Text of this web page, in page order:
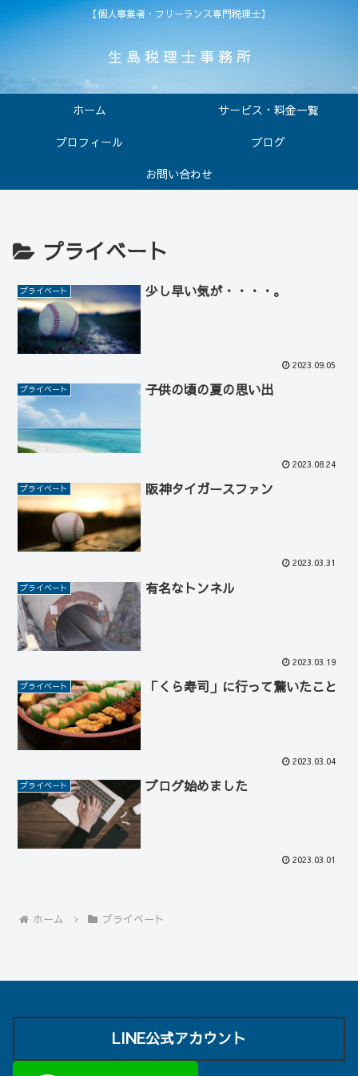
【個人事業者・フリーランス専門税理士】
生 島 税 理 士 事 務 所
ホーム
サービス・料金一覧
プロフィール
ブログ
お問い合わせ
プライベート
プライベート 少し早い気が・・・・。
2023.09.05
プライベート 子供の頃の夏の思い出
2023.08.24
プライベート 阪神タイガースファン
2023.03.31
プライベート 有名なトンネル
2023.03.19
プライベート 「くら寿司」に行って驚いたこと
2023.03.04
プライベート ブログ始めました
2023.03.01
ホーム プライベート
LINE公式アカウント